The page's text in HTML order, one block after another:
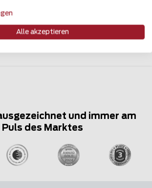
und immer am
Puls des Marktes
Alle akzeptieren